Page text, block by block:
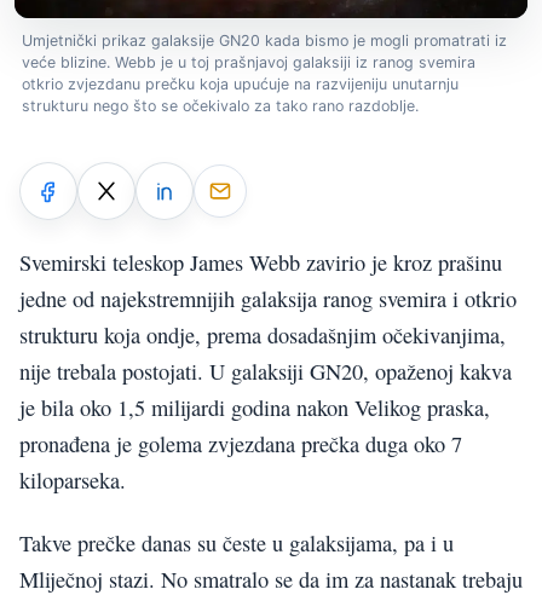
Umjetnički prikaz galaksije GN20 kada bismo je mogli promatrati iz
veće blizine. Webb je u toj prašnjavoj galaksiji iz ranog svemira
otkrio zvjezdanu prečku koja upućuje na razvijeniju unutarnju
strukturu nego što se očekivalo za tako rano razdoblje.
Svemirski teleskop James Webb zavirio je kroz prašinu
jedne od najekstremnijih galaksija ranog svemira i otkrio
strukturu koja ondje, prema dosadašnjim očekivanjima,
nije trebala postojati. U galaksiji GN20, opaženoj kakva
je bila oko 1,5 milijardi godina nakon Velikog praska,
pronađena je golema zvjezdana prečka duga oko 7
kiloparseka.
Takve prečke danas su česte u galaksijama, pa i u
Mliječnoj stazi. No smatralo se da im za nastanak trebaju